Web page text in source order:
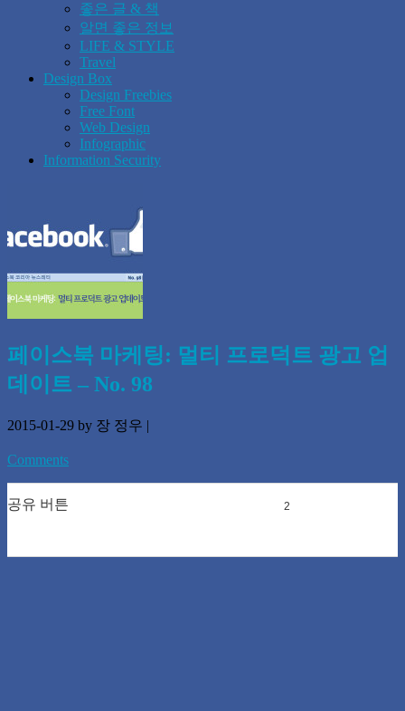
좋은 글 & 책
알면 좋은 정보
LIFE & STYLE
Travel
Design Box
Design Freebies
Free Font
Web Design
Infographic
Information Security
페이스북 마케팅: 멀티 프로덕트 광고 업
데이트 – No. 98
2015-01-29 by 장 정우 |
Comments
공유 버튼 2